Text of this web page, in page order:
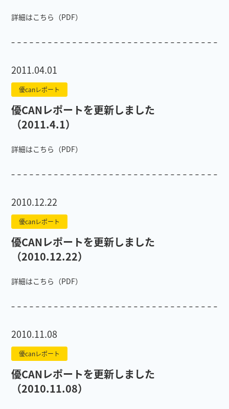
詳細はこちら（PDF）
2011.04.01
優canレポート
優CANレポートを更新しました
（2011.4.1）
詳細はこちら（PDF）
2010.12.22
優canレポート
優CANレポートを更新しました
（2010.12.22）
詳細はこちら（PDF）
2010.11.08
優canレポート
優CANレポートを更新しました
（2010.11.08）